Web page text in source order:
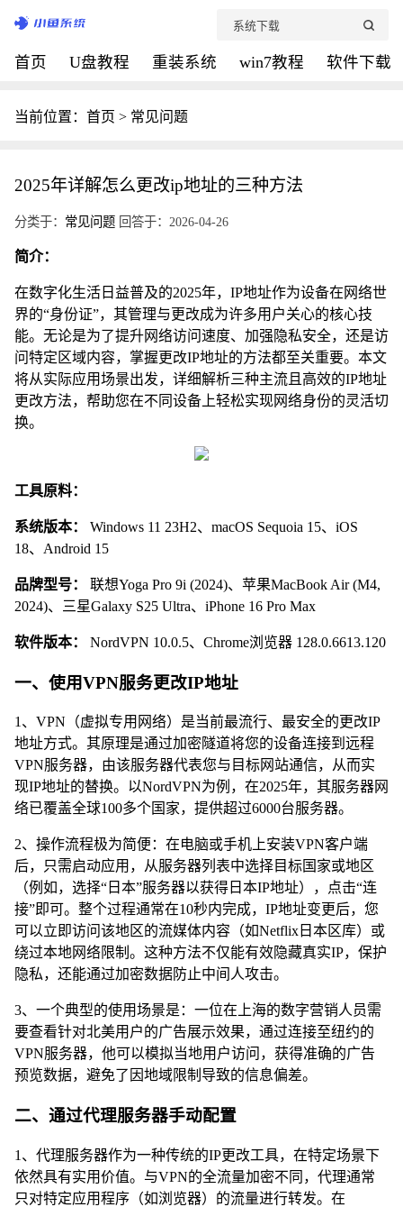
首页 U盘教程 重装系统 win7教程 软件下载
当前位置： 首页 > 常见问题
2025年详解怎么更改ip地址的三种方法
分类于： 常见问题 回答于：2026-04-26
简介：
在数字化生活日益普及的2025年，IP地址作为设备在网络世
界的“身份证”，其管理与更改成为许多用户关心的核心技
能。无论是为了提升网络访问速度、加强隐私安全，还是访
问特定区域内容，掌握更改IP地址的方法都至关重要。本文
将从实际应用场景出发，详细解析三种主流且高效的IP地址
更改方法，帮助您在不同设备上轻松实现网络身份的灵活切
换。
工具原料：
系统版本：
Windows 11 23H2、macOS Sequoia 15、iOS
18、Android 15
品牌型号：
联想Yoga Pro 9i (2024)、苹果MacBook Air (M4,
2024)、三星Galaxy S25 Ultra、iPhone 16 Pro Max
软件版本： NordVPN 10.0.5、Chrome浏览器 128.0.6613.120
一、使用VPN服务更改IP地址
1、VPN（虚拟专用网络）是当前最流行、最安全的更改IP
地址方式。其原理是通过加密隧道将您的设备连接到远程
VPN服务器，由该服务器代表您与目标网站通信，从而实
现IP地址的替换。以NordVPN为例，在2025年，其服务器网
络已覆盖全球100多个国家，提供超过6000台服务器。
2、操作流程极为简便：在电脑或手机上安装VPN客户端
后，只需启动应用，从服务器列表中选择目标国家或地区
（例如，选择“日本”服务器以获得日本IP地址），点击“连
接”即可。整个过程通常在10秒内完成，IP地址变更后，您
可以立即访问该地区的流媒体内容（如Netflix日本区库）或
绕过本地网络限制。这种方法不仅能有效隐藏真实IP，保护
隐私，还能通过加密数据防止中间人攻击。
3、一个典型的使用场景是：一位在上海的数字营销人员需
要查看针对北美用户的广告展示效果，通过连接至纽约的
VPN服务器，他可以模拟当地用户访问，获得准确的广告
预览数据，避免了因地域限制导致的信息偏差。
二、通过代理服务器手动配置
1、代理服务器作为一种传统的IP更改工具，在特定场景下
依然具有实用价值。与VPN的全流量加密不同，代理通常
只对特定应用程序（如浏览器）的流量进行转发。在